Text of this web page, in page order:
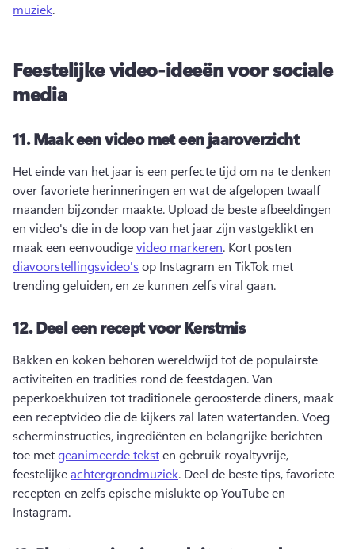
muziek.
Feestelijke video-ideeën voor sociale
media
11.Maak een video met een jaaroverzicht
Het einde van het jaar is een perfecte tijd om na te denken
over favoriete herinneringen en wat de afgelopen twaalf
maanden bijzonder maakte. Upload de beste afbeeldingen
en video's die in de loop van het jaar zijn vastgeklikt en
maak een eenvoudige video markeren. Kort posten
diavoorstellingsvideo's op Instagram en TikTok met
trending geluiden, en ze kunnen zelfs viral gaan.
12.Deel een recept voor Kerstmis
Bakken en koken behoren wereldwijd tot de populairste
activiteiten en tradities rond de feestdagen. Van
peperkoekhuizen tot traditionele geroosterde diners, maak
een receptvideo die de kijkers zal laten watertanden. Voeg
scherminstructies, ingrediënten en belangrijke berichten
toe met geanimeerde tekst en gebruik royaltyvrije,
feestelijke achtergrondmuziek. Deel de beste tips, favoriete
recepten en zelfs epische mislukte op YouTube en
Instagram.